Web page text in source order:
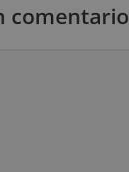
comentario